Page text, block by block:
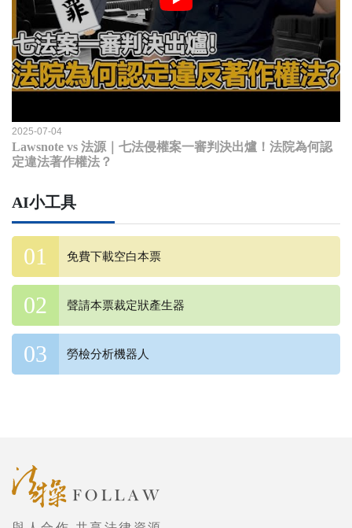
2025-07-04
Lawsnote vs 法源｜七法侵權案一審判決出爐！法院為何認
定違法著作權法？
AI小工具
免費下載空白本票
聲請本票裁定狀產生器
勞檢分析機器人